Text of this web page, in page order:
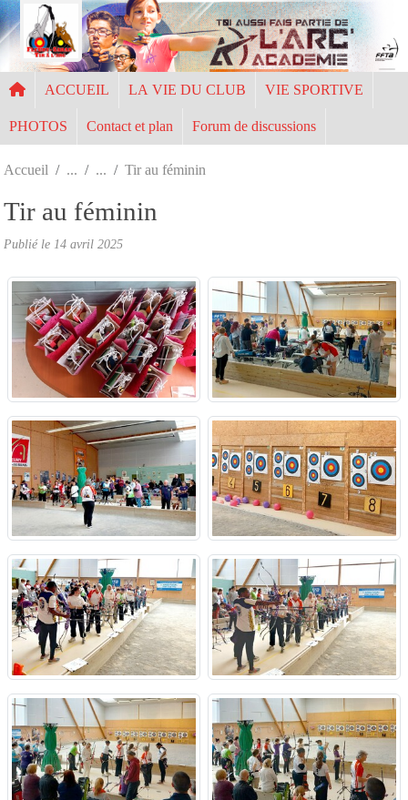
ACCUEIL LA VIE DU CLUB VIE SPORTIVE
PHOTOS Contact et plan Forum de discussions
Accueil Tir au féminin
Tir au féminin
Publié le 14 avril 2025
Panneau de gestion des cookies